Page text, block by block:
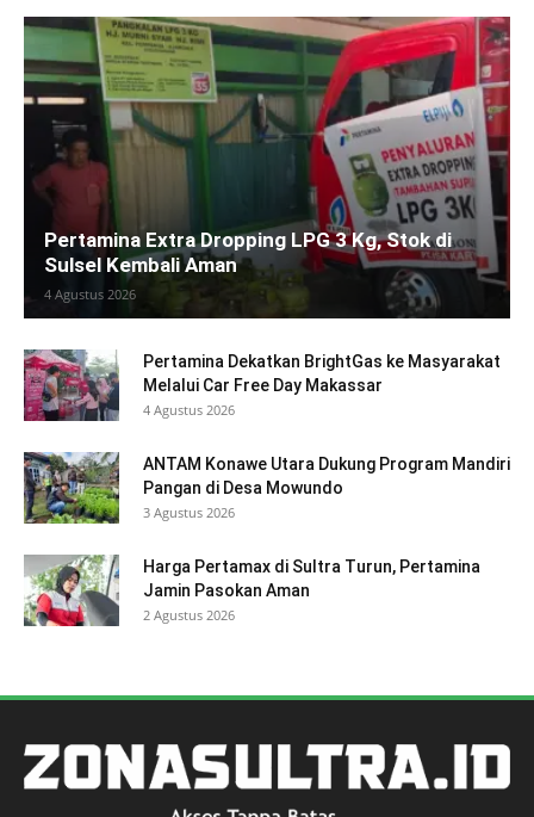
Pertamina Extra Dropping LPG 3 Kg, Stok di
Sulsel Kembali Aman
4 Agustus 2026
Pertamina Dekatkan BrightGas ke Masyarakat
Melalui Car Free Day Makassar
4 Agustus 2026
ANTAM Konawe Utara Dukung Program Mandiri
Pangan di Desa Mowundo
3 Agustus 2026
Harga Pertamax di Sultra Turun, Pertamina
Jamin Pasokan Aman
2 Agustus 2026